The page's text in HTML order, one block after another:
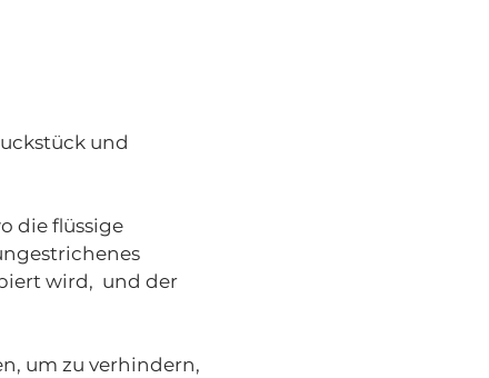
und
die flüssige
wird, und der
um zu verhindern,